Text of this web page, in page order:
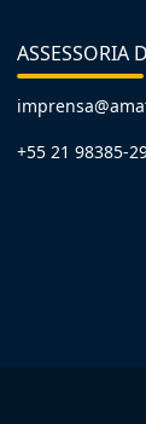
ASSESSORIA
+55 21 98385-